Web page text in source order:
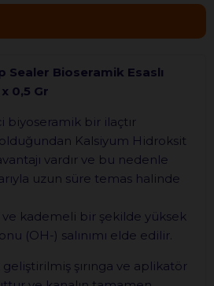
Sealer Bioseramik Esaslı
0,5 Gr
biyoseramik bir ilaçtır
Kalsiyum Hidroksit
vardır ve bu nedenle
uzun süre temas halinde
ve kademeli bir şekilde yüksek
(OH-) salınımı elde edilir.
şırınga ve aplikatör